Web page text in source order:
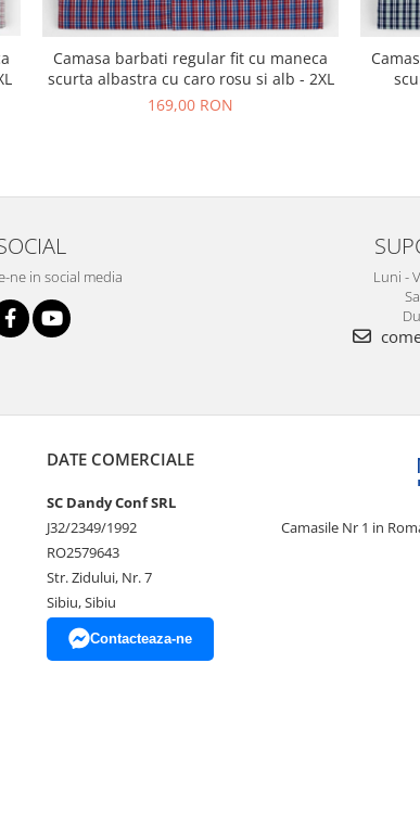
Camasa barbati regular fit cu maneca
scurta albastra cu caro rosu si alb - 2XL
169,00 RON
ne in social media
Luni -
DATE COMERCIALE
SC Dandy Conf SRL
J32/2349/1992
RO2579643
Str. Zidului, Nr. 7
Sibiu, Sibiu
Contacteaza-ne
Camasile Nr 1 in